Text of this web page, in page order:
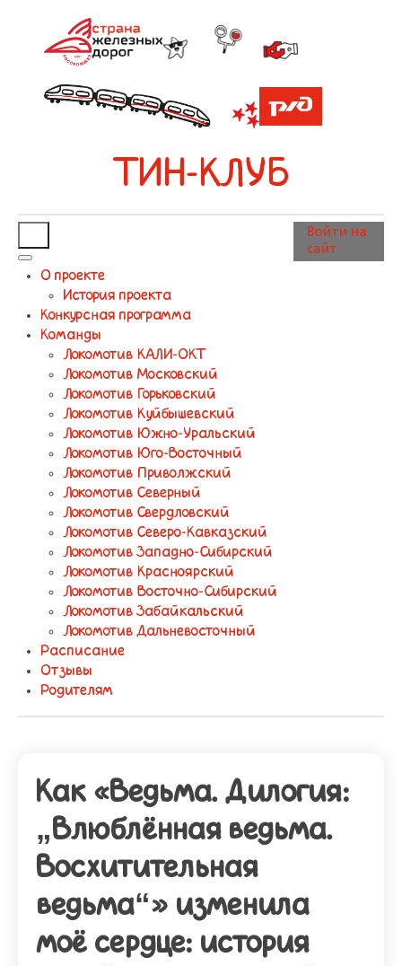
ТИН-КЛУБ
О проекте
История проекта
Конкурсная программа
Команды
Локомотив КАЛИ-ОКТ
Локомотив Московский
Локомотив Горьковский
Локомотив Куйбышевский
Локомотив Южно-Уральский
Локомотив Юго-Восточный
Локомотив Приволжский
Локомотив Северный
Локомотив Свердловский
Локомотив Северо-Кавказский
Локомотив Западно-Сибирский
Локомотив Красноярский
Локомотив Восточно-Сибирский
Локомотив Забайкальский
Локомотив Дальневосточный
Расписание
Отзывы
Родителям
Войти на
сайт
Как «Ведьма. Дилогия:
„Влюблённая ведьма.
Восхитительная
ведьма“» изменила
моё сердце: история